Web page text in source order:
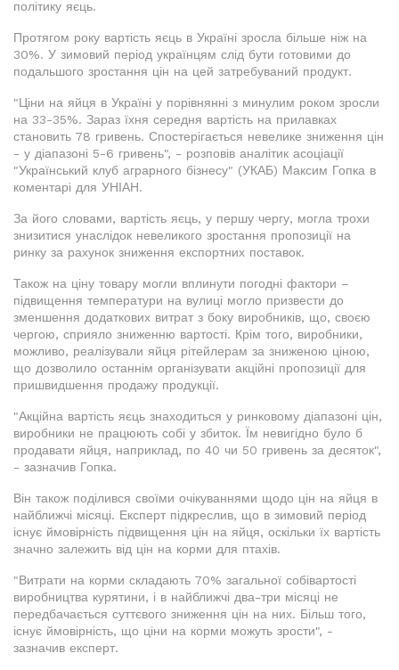
політику яєць.
Протягом року вартість яєць в Україні зросла більше ніж на
30%. У зимовий період українцям слід бути готовими до
подальшого зростання цін на цей затребуваний продукт.
"Ціни на яйця в Україні у порівнянні з минулим роком зросли
на 33-35%. Зараз їхня середня вартість на прилавках
становить 78 гривень. Спостерігається невелике зниження цін
- у діапазоні 5-6 гривень", - розповів аналітик асоціації
"Український клуб аграрного бізнесу" (УКАБ) Максим Гопка в
коментарі для УНІАН.
За його словами, вартість яєць, у першу чергу, могла трохи
знизитися унаслідок невеликого зростання пропозиції на
ринку за рахунок зниження експортних поставок.
Також на ціну товару могли вплинути погодні фактори –
підвищення температури на вулиці могло призвести до
зменшення додаткових витрат з боку виробників, що, своєю
чергою, сприяло зниженню вартості. Крім того, виробники,
можливо, реалізували яйця рітейлерам за зниженою ціною,
що дозволило останнім організувати акційні пропозиції для
пришвидшення продажу продукції.
"Акційна вартість яєць знаходиться у ринковому діапазоні цін,
виробники не працюють собі у збиток. Їм невигідно було б
продавати яйця, наприклад, по 40 чи 50 гривень за десяток",
- зазначив Гопка.
Він також поділився своїми очікуваннями щодо цін на яйця в
найближчі місяці. Експерт підкреслив, що в зимовий період
існує ймовірність підвищення цін на яйця, оскільки їх вартість
значно залежить від цін на корми для птахів.
"Витрати на корми складають 70% загальної собівартості
виробництва курятини, і в найближчі два-три місяці не
передбачається суттєвого зниження цін на них. Більш того,
існує ймовірність, що ціни на корми можуть зрости", -
зазначив експерт.